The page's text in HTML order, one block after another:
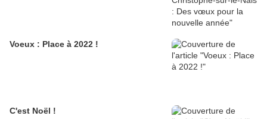
Voeux : Place à 2022 !
C'est Noël !